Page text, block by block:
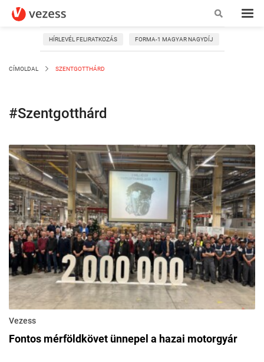
HÍRLEVÉL FELIRATKOZÁS FORMA-1 MAGYAR NAGYDÍJ
CÍMOLDAL SZENTGOTTHÁRD
#Szentgotthárd
Vezess
Fontos mérföldkövet ünnepel a hazai motorgyár